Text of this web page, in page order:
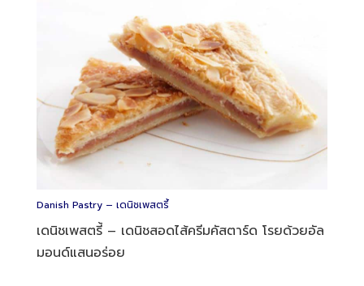
Danish Pastry – เดนิชเพสตรี้
เดนิชเพสตรี้ – เดนิชสอดไส้ครีมคัสตาร์ด โรยด้วยอัล
มอนด์แสนอร่อย